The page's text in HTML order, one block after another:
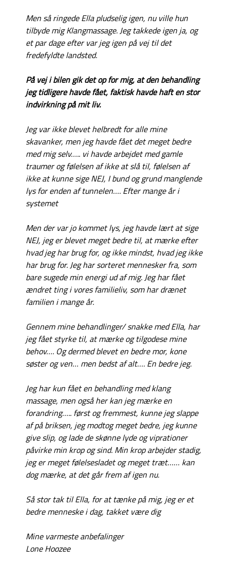
Men så ringede Ella pludselig igen, nu ville hun
tilbyde mig Klangmassage. Jeg takkede igen ja, og
et par dage efter var jeg igen på vej til det
fredefyldte landsted.
På vej i bilen gik det op for mig, at den behandling
jeg tidligere havde fået, faktisk havde haft en stor
indvirkning på mit liv.
Jeg var ikke blevet helbredt for alle mine
skavanker, men jeg havde fået det meget bedre
med mig selv….. vi havde arbejdet med gamle
traumer og følelsen af ikke at slå til, følelsen af
ikke at kunne sige NEJ, I bund og grund manglende
lys for enden af tunnelen…. Efter mange år i
systemet
Men der var jo kommet lys, jeg havde lært at sige
NEJ, jeg er blevet meget bedre til, at mærke efter
hvad jeg har brug for, og ikke mindst, hvad jeg ikke
har brug for. Jeg har sorteret mennesker fra, som
bare sugede min energi ud af mig. Jeg har fået
ændret ting i vores familieliv, som har drænet
familien i mange år.
Gennem mine behandlinger/ snakke med Ella, har
jeg fået styrke til, at mærke og tilgodese mine
behov…. Og dermed blevet en bedre mor, kone
søster og ven… men bedst af alt…. En bedre jeg.
Jeg har kun fået en behandling med klang
massage, men også her kan jeg mærke en
forandring….. først og fremmest, kunne jeg slappe
af på briksen, jeg modtog meget bedre, jeg kunne
give slip, og lade de skønne lyde og viprationer
påvirke min krop og sind. Min krop arbejder stadig,
jeg er meget følelsesladet og meget træt…… kan
dog mærke, at det går frem af igen nu.
Så stor tak til Ella, for at tænke på mig, jeg er et
bedre menneske i dag, takket være dig
Mine varmeste anbefalinger
Lone Hoozee